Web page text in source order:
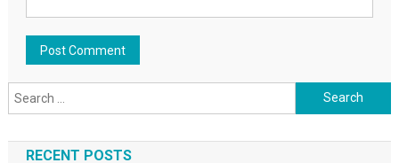
Search for:
RECENT POSTS